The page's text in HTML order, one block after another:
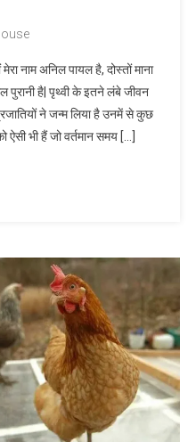
नाम अनिल पायल है, दोस्तों माना
पुरानी है| पृथ्वी के इतने लंबे जीवन
ने जन्म लिया है उनमें से कुछ
भी हैं जो वर्तमान समय […]